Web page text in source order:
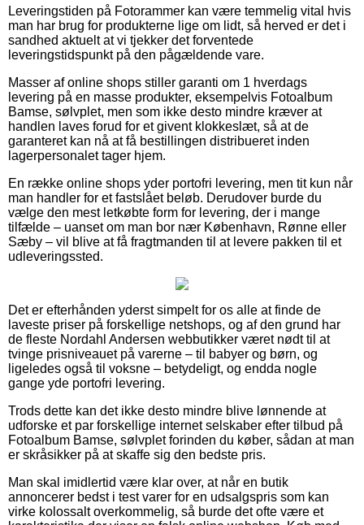
Leveringstiden på Fotorammer kan være temmelig vital hvis
man har brug for produkterne lige om lidt, så herved er det i
sandhed aktuelt at vi tjekker det forventede
leveringstidspunkt på den pågældende vare.
Masser af online shops stiller garanti om 1 hverdags
levering på en masse produkter, eksempelvis Fotoalbum
Bamse, sølvplet, men som ikke desto mindre kræver at
handlen laves forud for et givent klokkeslæt, så at de
garanteret kan nå at få bestillingen distribueret inden
lagerpersonalet tager hjem.
En række online shops yder portofri levering, men tit kun når
man handler for et fastslået beløb. Derudover burde du
vælge den mest letkøbte form for levering, der i mange
tilfælde – uanset om man bor nær København, Rønne eller
Sæby – vil blive at få fragtmanden til at levere pakken til et
udleveringssted.
Det er efterhånden yderst simpelt for os alle at finde de
laveste priser på forskellige netshops, og af den grund har
de fleste Nordahl Andersen webbutikker været nødt til at
tvinge prisniveauet på varerne – til babyer og børn, og
ligeledes også til voksne – betydeligt, og endda nogle
gange yde portofri levering.
Trods dette kan det ikke desto mindre blive lønnende at
udforske et par forskellige internet selskaber efter tilbud på
Fotoalbum Bamse, sølvplet forinden du køber, sådan at man
er skråsikker på at skaffe sig den bedste pris.
Man skal imidlertid være klar over, at når en butik
annoncerer bedst i test varer for en udsalgspris som kan
virke kolossalt overkommelig, så burde det ofte være et